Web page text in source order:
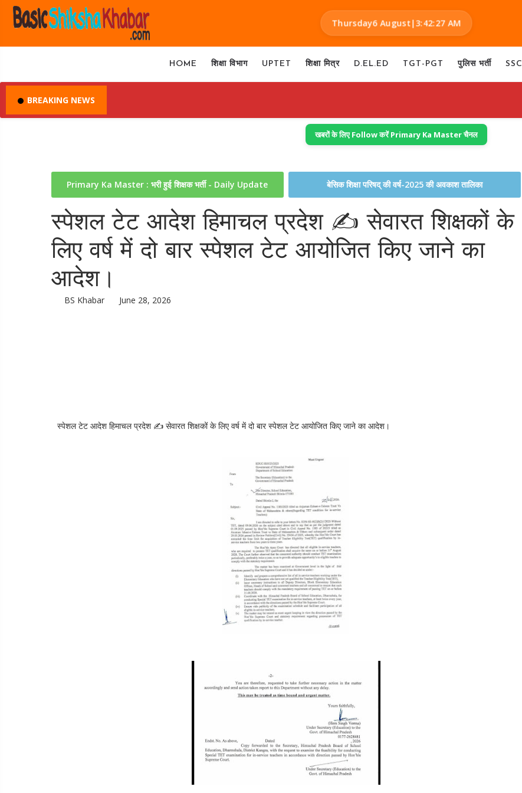
Thursday6 August|3:42:28 AM
HOME शिक्षा विभाग UPTET शिक्षा मित्र D.EL.ED TGT-PGT पुलिस भर्ती SSC
BREAKING NEWS
खबरों के लिए Follow करें Primary Ka Master चैनल
Primary Ka Master : भरी हुई शिक्षक भर्ती - Daily Update बेसिक शिक्षा परिषद् की वर्ष-2025 की अवकाश तालिका
स्पेशल टेट आदेश हिमाचल प्रदेश ✍️ सेवारत शिक्षकों के
लिए वर्ष में दो बार स्पेशल टेट आयोजित किए जाने का
आदेश।
BS Khabar June 28, 2026
स्पेशल टेट आदेश हिमाचल प्रदेश ✍️ सेवारत शिक्षकों के लिए वर्ष में दो बार स्पेशल टेट आयोजित किए जाने का आदेश।